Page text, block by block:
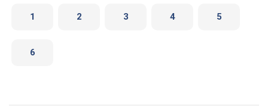
1 2 3 4 5
6